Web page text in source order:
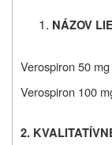
NÁZOV
Verospiron 50 mg
Verospiron 100
2.